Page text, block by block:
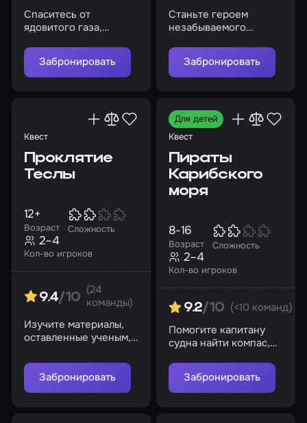
Спаситесь от
ядовитого газа,
Забронировать
Станьте героем
незабываемого
предотвратите
апокалипсис
Забронировать
Квест
Проклятие
Теслы
Возраст
12+
Сложность
Кол-во игроков
2–4
9.4/10
(24
команды)
Изучите материалы,
оставленные ученым,
чертежи до прихода
спецслужб
Забронировать
Для детей
Квест
Пираты
Карибского
моря
Возраст
8-16
Сложность
Кол-во игроков
2–4
9.2/10 (<10 команд)
Помогите капитану
судна найти компас,
новое путешествие
Забронировать